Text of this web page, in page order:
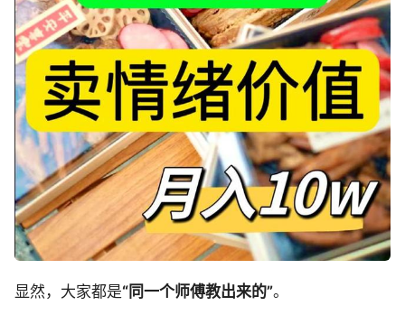
显然，大家都是“同一个师傅教出来的”。